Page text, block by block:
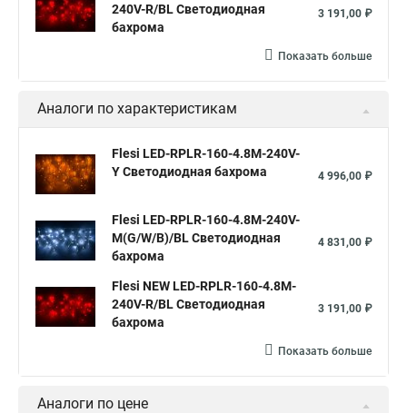
240V-R/BL Светодиодная
бахрома
3 191,00 ₽
Показать больше
Аналоги по характеристикам
Flesi LED-RPLR-160-4.8M-240V-
Y Светодиодная бахрома
4 996,00 ₽
Flesi LED-RPLR-160-4.8M-240V-
M(G/W/B)/BL Светодиодная
бахрома
4 831,00 ₽
Flesi NEW LED-RPLR-160-4.8M-
240V-R/BL Светодиодная
бахрома
3 191,00 ₽
Показать больше
Аналоги по цене